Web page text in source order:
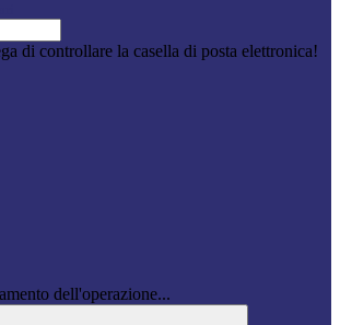
di controllare la casella di posta elettronica!
dell'operazione...